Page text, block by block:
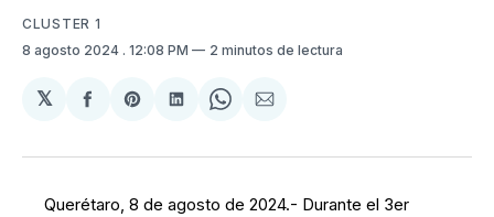
CLUSTER 1
8 agosto 2024 . 12:08 PM 2 minutos de lectura
𝕏
Compartir
Facebook
Share
Pinterest
Compartir
LinkedIn
Share
WhatsApp
Compartir
Email
Querétaro, 8 de agosto de 2024.- Durante el 3er